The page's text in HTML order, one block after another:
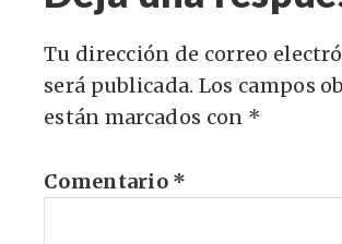
Tu dirección de correo
será publicada. Los campos
están marcados con *
Comentario *